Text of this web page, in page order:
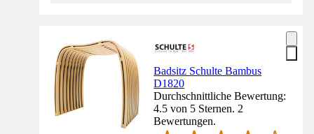
Badsitz Schulte Bambus
D1820
Durchschnittliche Bewertung:
4.5 von 5 Sternen. 2
Bewertungen.